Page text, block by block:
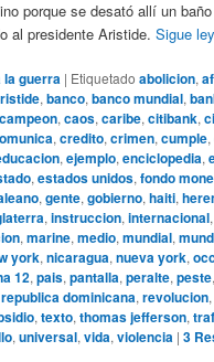
porque se desató allí un
al presidente Aristide.Sigue
la guerra | Etiquetado abolicion,
,banco,banco mundial,
campeon,caos,caribe,citibank,
,credito,crimen,cumple,
,ejemplo,enciclopedia,
,estados unidos,fondo
,gente,gobierno,haiti,
,instruccion,internacional
,marine,medio,mundial,
york,nicaragua,nueva york,
12,pais,pantalla,peralte,peste
republica dominicana,revolucion
,texto,thomas jefferson,
,universal,vida,violencia |3